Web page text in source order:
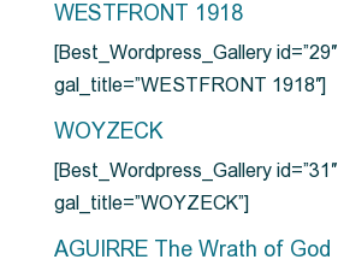
WESTFRONT 1918
[Best_Wordpress_Gallery id=”29″
gal_title=”WESTFRONT 1918″]
WOYZECK
[Best_Wordpress_Gallery id=”31″
gal_title=”WOYZECK”]
AGUIRRE The Wrath of God